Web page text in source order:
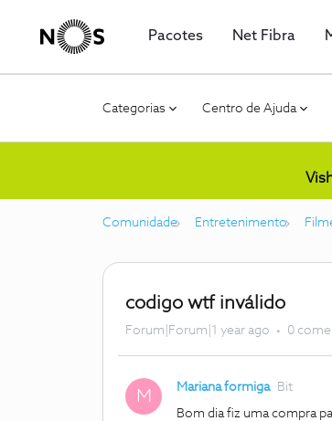
Pacotes Net Fibra
Categorias Centro de Ajuda
Comunidade Entretenimento
codigo wtf inválido
Forum|Forum|1 year ago 0
M Mariana formiga Bit
Bom dia fiz uma compra